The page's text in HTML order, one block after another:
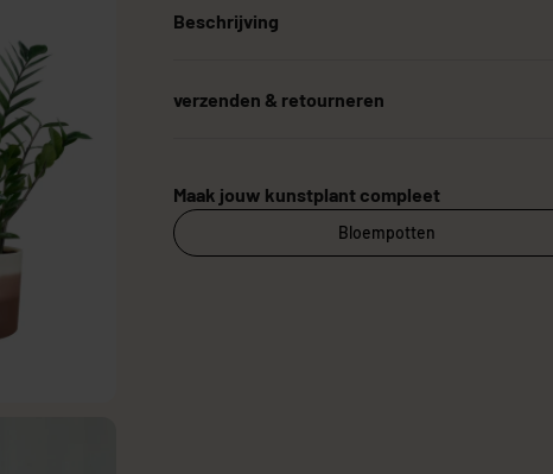
Beschrijving
verzenden & retourneren
Maak jouw kunstplant compleet
Bloempotten